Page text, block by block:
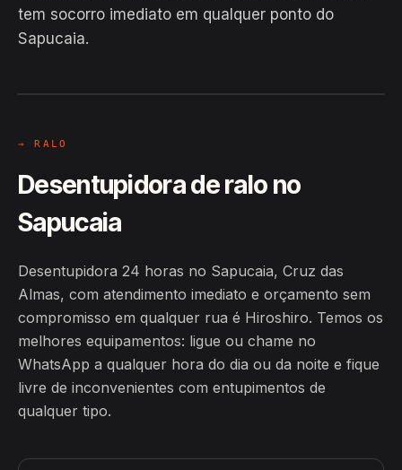
tem socorro imediato em qualquer ponto do
Sapucaia.
Hiroshiro · Sapucaia, Cruz das
→ RALO
Desentupidora de ralo no
Sapucaia
Desentupidora 24 horas no Sapucaia, Cruz das
Almas, com atendimento imediato e orçamento sem
compromisso em qualquer rua é Hiroshiro. Temos os
melhores equipamentos: ligue ou chame no
WhatsApp a qualquer hora do dia ou da noite e fique
livre de inconvenientes com entupimentos de
qualquer tipo.